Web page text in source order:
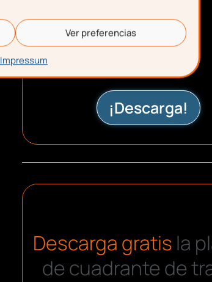
Ver preferencias
Impressum
¡Descarga!
Descarga gratis la
de cuadrante de